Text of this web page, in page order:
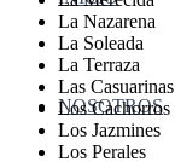
NOSOTROS
La Nazarena
La Soleada
La Terraza
Las Casuarinas
Los Cachorros
Los Jazmines
Los Perales